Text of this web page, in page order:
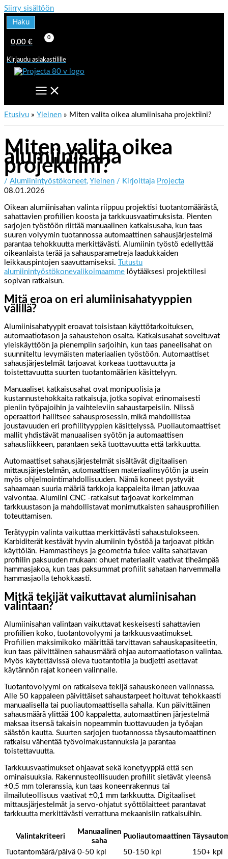
Siirry sisältöön
Haku
0,00 €
Kirjaudu asiakastilille
Etusivu Yleinen Miten valita oikea alumiinisaha projektiini?
Miten valita oikea
alumiinisaha
projektiini?
/ Alumiinintyöstökoneet, Yleinen / Kirjoittaja Projecta
08.01.2026
Oikean alumiinisahan valinta riippuu projektisi tuotantomäärästä,
sahattavien profiilien koosta ja tarkkuusvaatimuksista. Pienten
sarjojen työstöön riittää manuaalinen katkaisusaha, kun taas
suuren volyymin tuotannossa automaattinen sahausjärjestelmä
parantaa tehokkuutta merkittävästi. Alumiinin työstö edellyttää
oikeanlaista terää ja sahausparametreja laadukkaiden
leikkauspintojen saavuttamiseksi.
Tutustu
alumiinintyöstökonevalikoimaamme löytääksesi projektillesi
sopivan ratkaisun.
Mitä eroa on eri alumiinisahatyyppien
välillä?
Alumiinisahatyypit eroavat toisistaan käyttötarkoituksen,
automaatiotason ja sahaustehon osalta. Katkaisusahat soveltuvat
yleiskäyttöön ja pienempiin sarjoihin, kun taas paneelisahat on
suunniteltu levymäisten materiaalien työstöön. Automaattiset
sahausjärjestelmät tarjoavat korkeaa tuottavuutta ja
toistettavuutta suurten tuotantomäärien käsittelyyn.
Manuaaliset katkaisusahat ovat monipuolisia ja
kustannustehokkaita ratkaisuja, jotka sopivat erinomaisesti
pieniin työpajoihin ja vaihteleviin sahaustarpeisiin. Niissä
operaattori hallitsee sahausprosessin, mikä mahdollistaa
joustavuuden eri profiilityyppien käsittelyssä. Puoliautomaattiset
mallit yhdistävät manuaalisen syötön ja automaattisen
sahausliikkeen, parantaen sekä tuottavuutta että tarkkuutta.
Automaattiset sahausjärjestelmät sisältävät digitaalisen
mittausjärjestelmän, automaattisen materiaalinsyötön ja usein
myös ohjelmointimahdollisuuden. Nämä koneet pystyvät
sahaamaan suuria määriä tarkkoja kappaleita ilman jatkuvaa
valvontaa. Alumiini CNC -ratkaisut tarjoavat korkeimman
tarkkuustason ja mahdollistavat monimutkaisten sahausprofiilien
toteuttamisen.
Terätyypin valinta vaikuttaa merkittävästi sahaustulokseen.
Karbiditerät kestävät hyvin alumiinin työstöä ja tarjoavat pitkän
käyttöiän. Hammastiheys ja geometria tulee valita sahattavan
profiilin paksuuden mukaan: ohuet materiaalit vaativat tiheämpää
hammasjakoa, kun taas paksummat profiilit sahataan harvemmalla
hammasjaolla tehokkaasti.
Mitkä tekijät vaikuttavat alumiinisahan
valintaan?
Alumiinisahan valintaan vaikuttavat keskeisesti sahattavien
profiilien koko, tuotantovolyymi ja tarkkuusvaatimukset.
Profiilien maksimikoko määrittää tarvittavan sahauskapasiteetin,
kun taas päivittäinen sahausmäärä ohjaa automaatiotason valintaa.
Myös käytettävissä oleva tuotantotila ja budjetti asettavat
käytännön rajat koneen valinnalle.
Tuotantovolyymi on ratkaiseva tekijä sahauskoneen valinnassa.
Alle 50 kappaleen päivittäiset sahaustarpeet hoituvat tehokkaasti
manuaalisella tai puoliautomaattisella sahalla. Kun päivittäinen
sahausmäärä ylittää 100 kappaletta, automaattinen järjestelmä
maksaa itsensä takaisin nopeammin tuottavuuden ja työajan
säästön kautta. Suurten sarjojen tuotannossa täysautomaattinen
ratkaisu vähentää työvoimakustannuksia ja parantaa
toistettavuutta.
Tarkkuusvaatimukset ohjaavat sekä konetyyppiä että sen
ominaisuuksia. Rakennusteollisuuden profiilit sietävät yleensä
±0,5 mm toleranssia, kun taas koneenrakennus tai
ilmailuteollisuus vaativat ±0,1 mm tarkkuutta. Digitaaliset
mittausjärjestelmät ja servo-ohjatut syöttölaitteet parantavat
tarkkuutta merkittävästi verrattuna mekaanisiin ratkaisuihin.
Valintakriteeri
Manuaalinen
saha
Puoliautomaattinen
Tuotantomäärä/päivä 0-50 kpl 50-150 kpl
150+ kpl